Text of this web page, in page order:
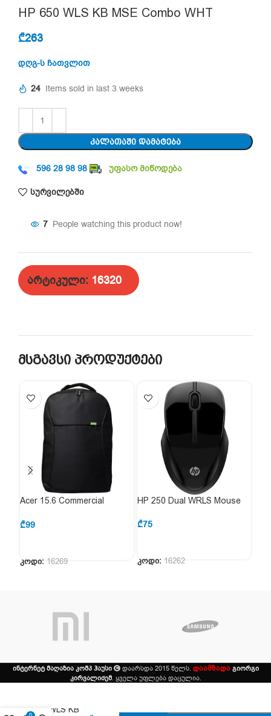
HP 650 WLS KB MSE Combo WHT
₾263
დღგ-ს ჩათვლით
24 Items sold in last 3 weeks
ᲙᲐᲚᲐᲗᲐᲨᲘ ᲓᲐᲛᲐᲢᲔᲑᲐ
596 28 98 98 უფასო მიწოდება
სურვილებში
7 People watching this product now!
არტიკული: 16320
მსგავსი პროდუქტები
Acer 15.6 Commercial
₾99
კოდი: 16269
HP 250 Dual WRLS Mouse
₾75
კოდი: 16262
ინტერნეტ მაღაზია კომპ ჰაუსი დაარსდა 2015 წელს. დაამზადაგიორგი
კირვალიძემ. ყველა უფლება დაცულია.
WLS KB